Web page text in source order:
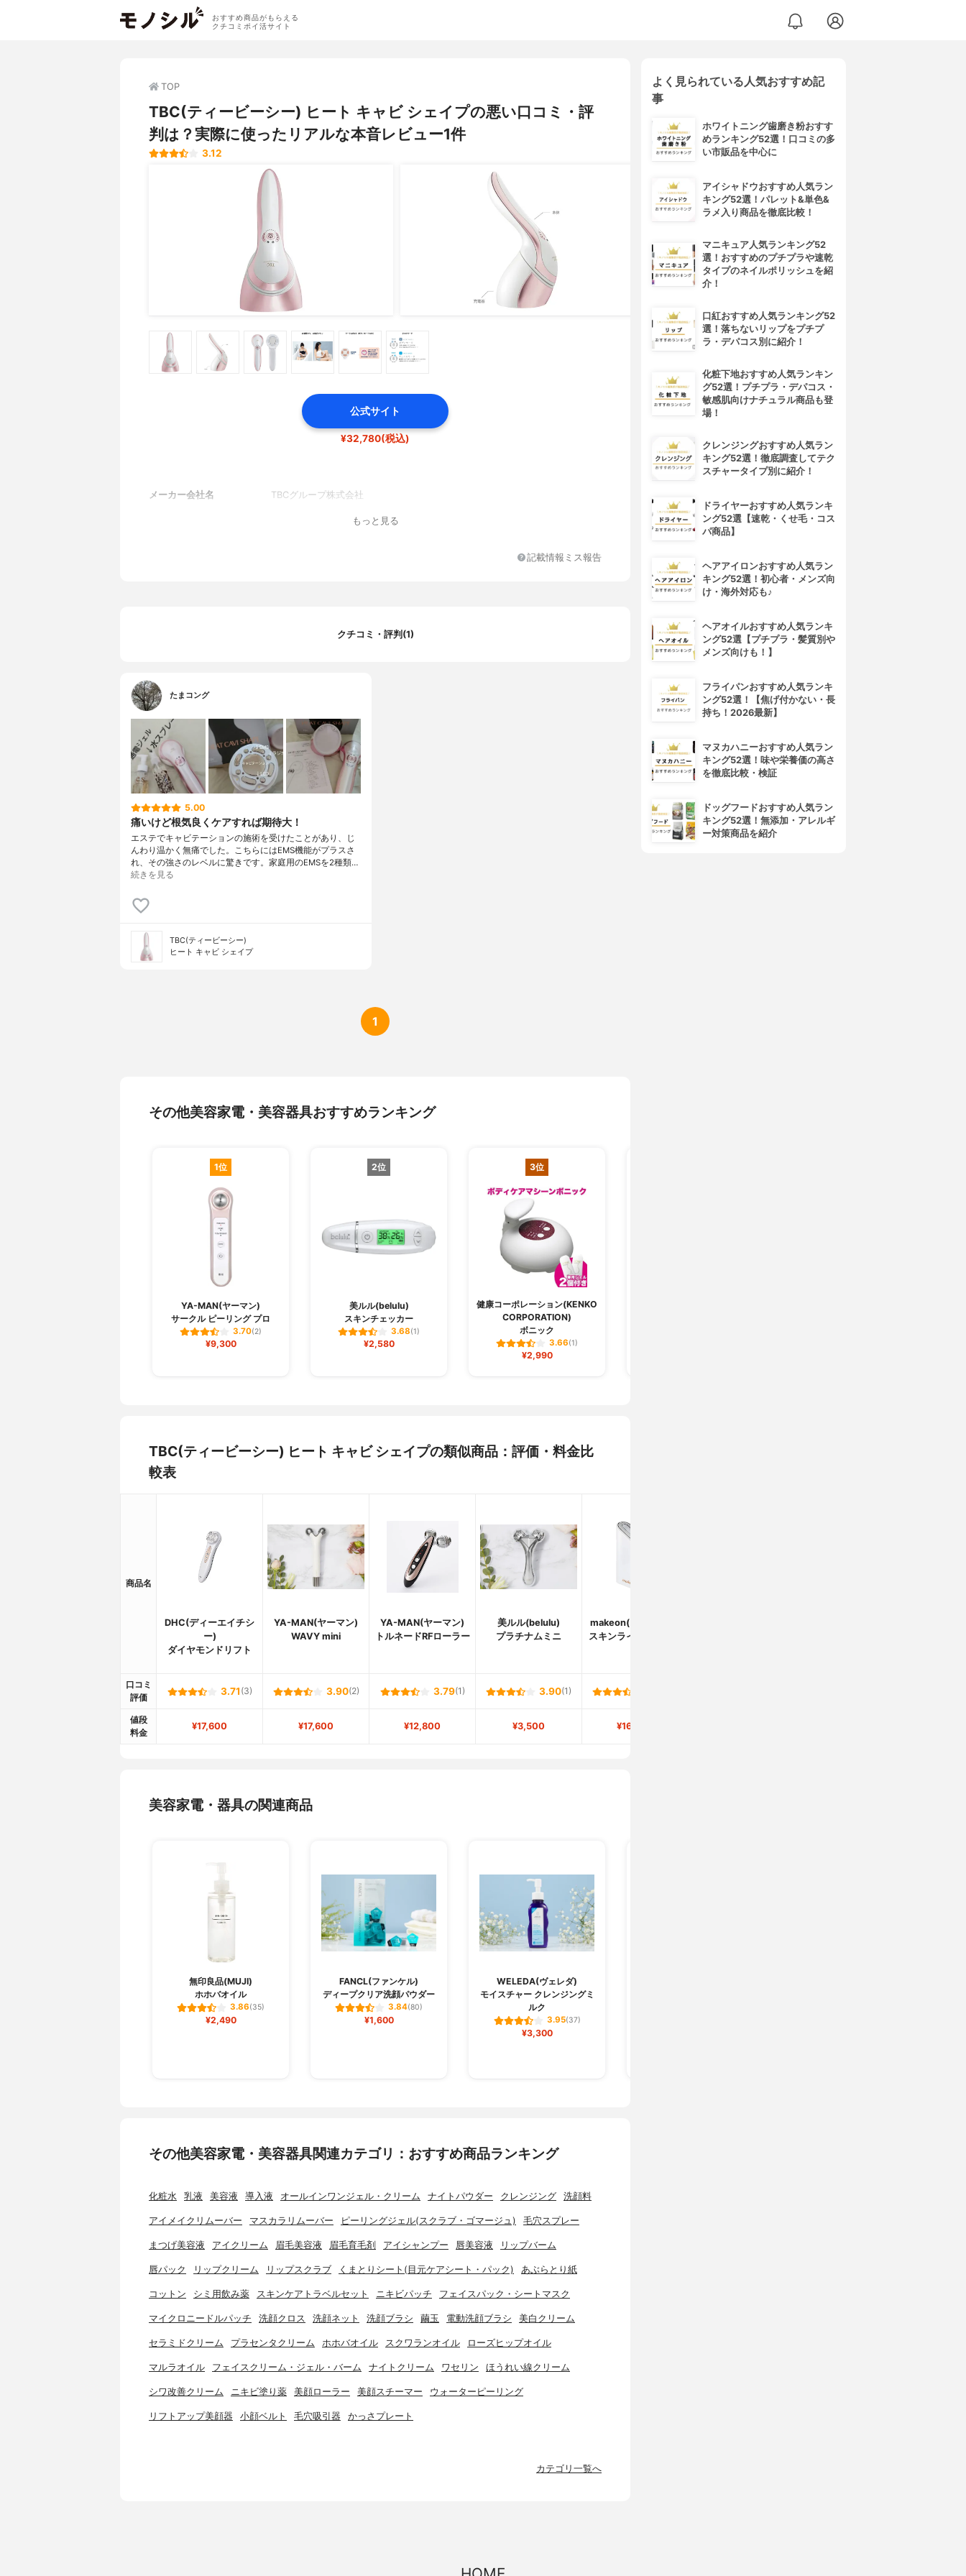
おすすめ商品がもらえる
クチコミポイ活サイト
TOP
TBC(ティービーシー) ヒート キャビ シェイプの悪い口コミ・評
判は？実際に使ったリアルな本音レビュー1件
3.12
公式サイト
¥32,780(税込)
メーカー会社名 TBCグループ株式会社
もっと見る
記載情報ミス報告
クチコミ・評判(1)
たまコング
5.00
痛いけど根気良くケアすれば期待大！
エステでキャビテーションの施術を受けたことがあり、じ
んわり温かく無痛でした。こちらにはEMS機能がプラスさ
れ、その強さのレベルに驚きです。家庭用のEMSを2種類…
続きを見る
TBC(ティービーシー)
ヒート キャビ シェイプ
1
その他美容家電・美容器具おすすめランキング
1位
YA-MAN(ヤーマン)
サークル ピーリング プロ
3.70(2)
¥9,300
2位
美ルル(belulu)
スキンチェッカー
3.68(1)
¥2,580
3位
健康コーポレーション(KENKO
CORPORATION)
ボニック
3.66(1)
¥2,990
TBC(ティービーシー) ヒート キャビ シェイプの類似商品：評価・料金比
較表
商品名
DHC(ディーエイチシ
ー)
ダイヤモンドリフト
YA-MAN(ヤーマン)
WAVY mini
YA-MAN(ヤーマン)
トルネードRFローラー
美ルル(belulu)
プラチナムミニ
makeon(メイクオン)
スキンライトセラピー
口コミ
評価
3.71 (3) 3.90(2) 3.79(1) 3.90(1)
値段
料金
¥17,600 ¥17,600 ¥12,800 ¥3,500 ¥16,800
美容家電・器具の関連商品
無印良品(MUJI)
ホホバオイル
3.86(35)
¥2,490
FANCL(ファンケル)
ディープクリア洗顔パウダー
3.84(80)
¥1,600
WELEDA(ヴェレダ)
モイスチャー クレンジングミ
ルク
3.95(37)
¥3,300
その他美容家電・美容器具関連カテゴリ：おすすめ商品ランキング
化粧水 乳液 美容液 導入液 オールインワンジェル・クリーム ナイトパウダー クレンジング 洗顔料
アイメイクリムーバー マスカラリムーバー ピーリングジェル(スクラブ・ゴマージュ) 毛穴スプレー
まつげ美容液 アイクリーム 眉毛美容液 眉毛育毛剤 アイシャンプー 唇美容液 リップバーム
唇パック リップクリーム リップスクラブ くまとりシート(目元ケアシート・パック) あぶらとり紙
コットン シミ用飲み薬 スキンケアトラベルセット ニキビパッチ フェイスパック・シートマスク
マイクロニードルパッチ 洗顔クロス 洗顔ネット 洗顔ブラシ 繭玉 電動洗顔ブラシ 美白クリーム
セラミドクリーム プラセンタクリーム ホホバオイル スクワランオイル ローズヒップオイル
マルラオイル フェイスクリーム・ジェル・バーム ナイトクリーム ワセリン ほうれい線クリーム
シワ改善クリーム ニキビ塗り薬 美顔ローラー 美顔スチーマー ウォーターピーリング
リフトアップ美顔器 小顔ベルト 毛穴吸引器 かっさプレート
カテゴリ一覧へ
よく見られている人気おすすめ記
事
ホワイトニング歯磨き粉おすす
めランキング52選！口コミの多
い市販品を中心に
アイシャドウおすすめ人気ラン
キング52選！パレット&単色&
ラメ入り商品を徹底比較！
マニキュア人気ランキング52
選！おすすめのプチプラや速乾
タイプのネイルポリッシュを紹
介！
口紅おすすめ人気ランキング52
選！落ちないリップをプチプ
ラ・デパコス別に紹介！
化粧下地おすすめ人気ランキン
グ52選！プチプラ・デパコス・
敏感肌向けナチュラル商品も登
場！
クレンジングおすすめ人気ラン
キング52選！徹底調査してテク
スチャータイプ別に紹介！
ドライヤーおすすめ人気ランキ
ング52選【速乾・くせ毛・コス
パ商品】
ヘアアイロンおすすめ人気ラン
キング52選！初心者・メンズ向
け・海外対応も♪
ヘアオイルおすすめ人気ランキ
ング52選【プチプラ・髪質別や
メンズ向けも！】
フライパンおすすめ人気ランキ
ング52選！【焦げ付かない・長
持ち！2026最新】
マヌカハニーおすすめ人気ラン
キング52選！味や栄養価の高さ
を徹底比較・検証
ドッグフードおすすめ人気ラン
キング52選！無添加・アレルギ
ー対策商品を紹介